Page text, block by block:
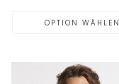
OPTION WÄHLEN